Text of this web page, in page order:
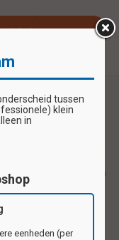
winkelwagen
werken en te knutselen.
wijze, gemaakt van
tussen
klein
in
eenheden (per